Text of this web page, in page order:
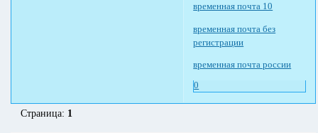
временная почта 10
временная почта без
регистрации
временная почта россии
0
Страница: 1